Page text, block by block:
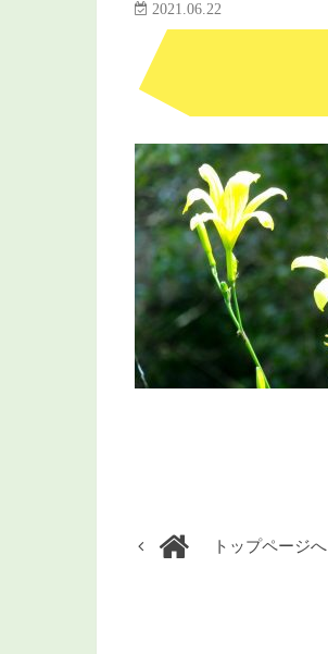
2021.06.22
トップページへ